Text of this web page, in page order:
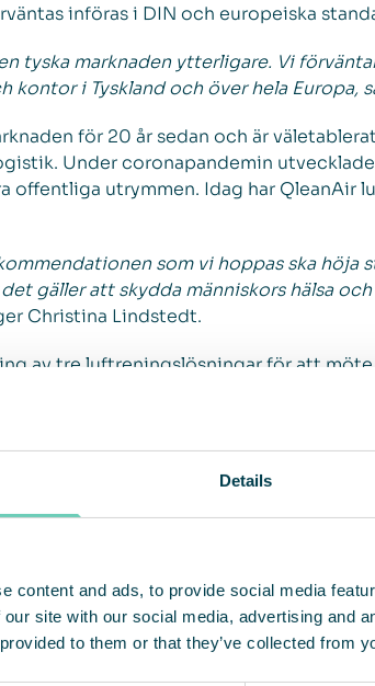
Details
content and ads, to provide social media
site with our social media, advertising and
to them or that they’ve collected from
införas i DIN och europeiska
tyska marknaden ytterligare. Vi
kontor i Tyskland och över hela Europa,
för 20 år sedan och är
Under coronapandemin
offentliga utrymmen. Idag har QleanAir
som vi hoppas ska
gäller att skydda människors hälsa
Christina Lindstedt.
av tre luftreningslösningar för att
av premiumlösningar inom marknaden
av modulbaserade lösningar med ett
filtrerar och recirkulerar
marknaderna för EMEA, APAC och
justerad rörelsemarginal uppgick till